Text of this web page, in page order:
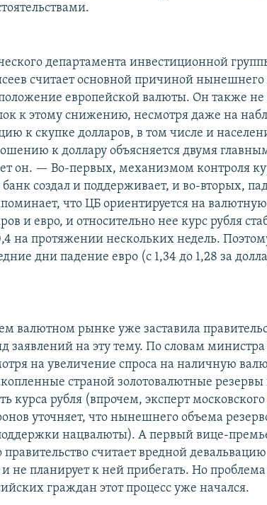
департамента инвестиционной
считает основной причиной нынешнего
европейской валюты. Он также не
к этому снижению, несмотря даже на
к скупке долларов, в том числе и
к доллару объясняется двумя
он. — Во-первых, механизмом контроля
создал и поддерживает, и во-вторых,
что ЦБ ориентируется на
и евро, и относительно нее курс рубля
на протяжении нескольких недель.
дни падение евро (с 1,34 до 1,28 за
валютном рынке уже заставила
заявлений на эту тему. По словам
на увеличение спроса на наличную
страной золотовалютные резервы
курса рубля (впрочем, эксперт
уточняет, что нынешнего объема
нацвалюты). А первый вице-
считает вредной девальвацию
не планирует к ней прибегать. Но проблема
граждан этот процесс уже начался.